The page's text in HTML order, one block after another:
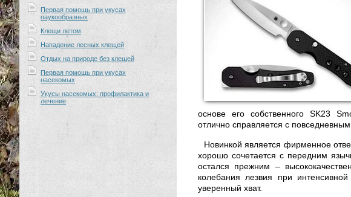
Первая помощь при укусах
паукообразных
Клещи летом
Нападение лесных клещей
Отдых на природе без клещей
Первая помощь при укусах
насекомых
Укусы насекомых: профилактика и
лечение
основе его собственного SK23
отлично справляется с
Новинкой является фирменное
хорошо сочетается с передним
остался прежним –
колебания лезвия при
уверенный хват.